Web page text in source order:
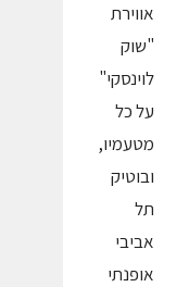
אווירת
"שוק
לוינסקי"
על כל
מטעמיו,
ובוטיק
תל
אביבי
אופנתי